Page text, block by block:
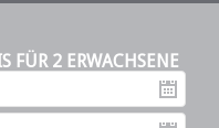
FÜR 2 ERWACHSENE